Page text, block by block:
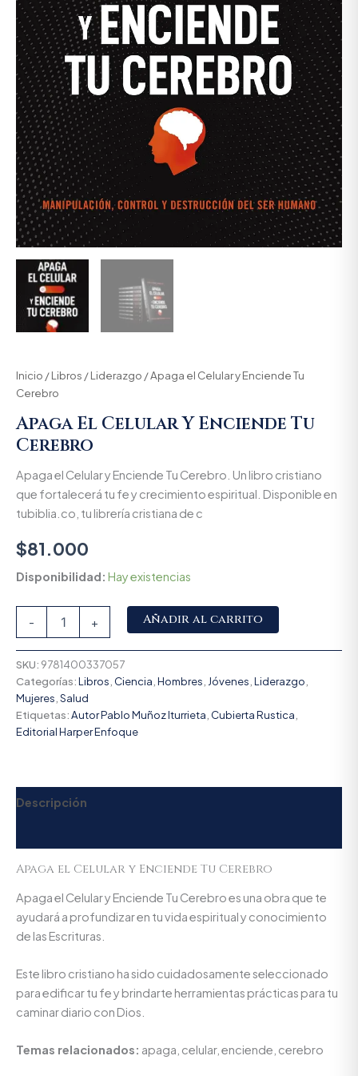
Inicio /Libros /Liderazgo / Apaga el Celular y Enciende Tu
Cerebro
Apaga El Celular Y Enciende Tu
Cerebro
Apaga el Celular y Enciende Tu Cerebro. Un libro cristiano
que fortalecerá tu fe y crecimiento espiritual. Disponible en
tubiblia.co, tu librería cristiana de c
$81.000
Disponibilidad: Hay existencias
- + Añadir al carrito
SKU: 9781400337057
Categorías:Libros Ciencia Hombres Jóvenes Liderazgo
Mujeres Salud
Etiquetas:Autor Pablo Muñoz Iturrieta Cubierta Rustica
Editorial Harper Enfoque
Descripción
Apaga el Celular y Enciende Tu Cerebro
Apaga el Celular y Enciende Tu Cerebro es una obra que te
ayudará a profundizar en tu vida espiritual y conocimiento
de las Escrituras.
Este libro cristiano ha sido cuidadosamente seleccionado
para edificar tu fe y brindarte herramientas prácticas para tu
caminar diario con Dios.
Temas relacionados: apaga, celular, enciende, cerebro